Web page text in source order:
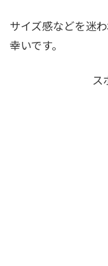
サイズ感などを迷
幸いです。
ス